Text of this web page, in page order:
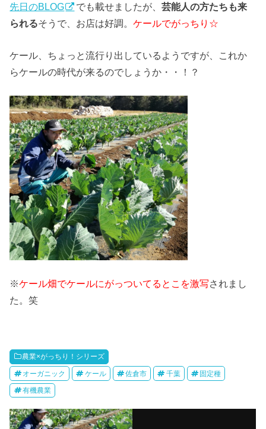
先日のBLOG でも載せましたが、芸能人の方たちも来
られるそうで、お店は好調。ケールでがっちり☆
ケール、ちょっと流行り出しているようですが、これか
らケールの時代が来るのでしょうか・・！？
※ケール畑でケールにがっついてるとこを激写されまし
た。笑
農業×がっちり！シリーズ
オーガニック ケール 佐倉市 千葉 固定種
有機農業